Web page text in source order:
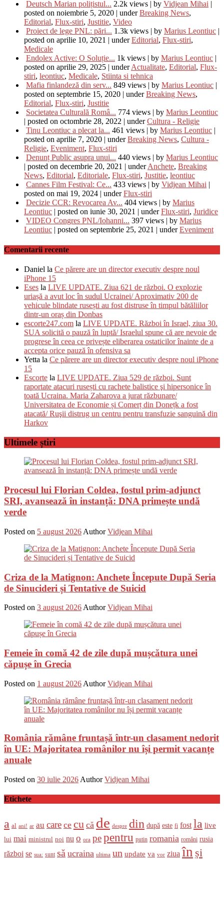
Deutsch Marian polițistul... 2.2k views | by Vidjean Mihai |
posted on noiembrie 5, 2020 | underBreaking News,
Editorial, Flux-stiri, Justitie, Video
Proiect de lege PNL: pări... 1.3k views | by Marius Leontiuc |
posted on aprilie 10, 2021 | underEditorial, Flux-stiri,
Medicale
Endolex Active: O Soluție... 1k views | by Marius Leontiuc |
posted on aprilie 29, 2025 | underActualitate, Editorial, Flux-
stiri, leontiuc, Medicale, Stiinta si tehnica
Mafia finlandeză din serv... 849 views | by Marius Leontiuc |
posted on septembrie 15, 2020 | underBreaking News,
Editorial, Flux-stiri, Justitie
Societatea Culturală Româ... 774 views | by Marius Leontiuc
| posted on octombrie 28, 2022 | underCultura - Religie
Tinu Leontiuc a plecat la... 461 views | by Marius Leontiuc |
posted on aprilie 7, 2020 | underBreaking News, Cultura -
Religie, Eveniment, Flux-stiri
Denunț Public asupra unui... 440 views | by Marius Leontiuc
| posted on decembrie 20, 2021 | underAnchete, Breaking
News, Editorial, Editoriale, Flux-stiri, Justitie, leontiuc
Cannes Film Festival: Ce... 433 views | by Vidjean Mihai |
posted on mai 19, 2024 | underFlux-stiri
Decizie CCR: Revocarea Av... 404 views | by Marius
Leontiuc | posted on iunie 30, 2021 | underFlux-stiri, Juridice
VIDEO Congres PNL/Iohanni... 397 views | by Marius
Leontiuc | posted on septembrie 25, 2021 | underEveniment
Comentarii recente
Daniel la Ce părere are un director executiv despre noul
iPhone 15
Eses la LIVE UPDATE. Ziua 621 de război. O explozie
uriașă a avut loc în sudul Ucrainei/ Aproximativ 200 de
vehicule blindate rusești au fost distruse în timpul bătăliilor
dintr-un oraș din Donbas
escorte247.com la LIVE UPDATE. Război în Israel, ziua 30.
SUA solicită o pauză în luptă/ Israelul spune că are nevoie de
progrese în ceea ce privește eliberarea ostaticilor înainte de a
accepta orice pauză în ofensiva sa
Yetta la Ce părere are un director executiv despre noul iPhone
15
Escorte la LIVE UPDATE. Ziua 529 de război. Sunt
raportate atacuri rusești cu rachete balistice şi hipersonice în
toată Ucraina. Maria Zaharova a jurat răzbunare/
Universitatea de Economie și Comerț din Donețk a fost
atacată/ Ruşii distrug un centru pentru transfuzie sanguină din
Harkov
Ultimele știri
Procesul lui Florian Coldea, fostul prim-adjunct
SRI, avansează în instanță: DNA primește undă
verde
Posted on 5 august 2026 Author Vidjean Mihai
Criza de la Matignon: Anchete Începute După Seria
de Sinucideri și Tentative de Suicid
Posted on 3 august 2026 Author Vidjean Mihai
Femeie în comă 42 de zile după mușcătura unei
căpușe în Grecia
Posted on 1 august 2026 Author Vidjean Mihai
România rămâne fruntașă într-un clasament nedorit
în UE: Majoritatea românilor nu își permit vacanțe
anuale
Posted on 30 iulie 2026 Author Vidjean Mihai
Etichete
a al ani! ar au care ce cu că de despre din după este fi fost la live
lui mai ministrul noi nu o ora pepentru putin romania români rusia
război se sua: sunt să ucraina ultima un update va vor ziua în și